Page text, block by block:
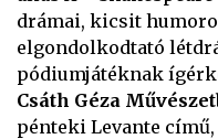
drámai, kicsit
elgondolkodtató
pódiumjátéknak
Csáth Géza
pénteki Levante